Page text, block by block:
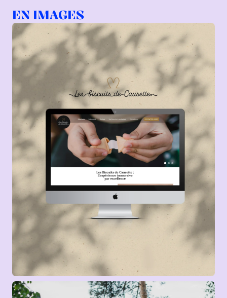
EN IMAGES